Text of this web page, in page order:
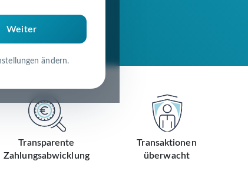
Weiter
ändern.
Transparente
Zahlungsabwicklung
Transaktionen
überwacht